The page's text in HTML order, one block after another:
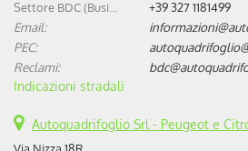
+39 327 1181499
Email:
PEC:
Reclami:
Indicazioni stradali
Autoquadrifoglio Srl - Peugeot e
Via Nizza 18R